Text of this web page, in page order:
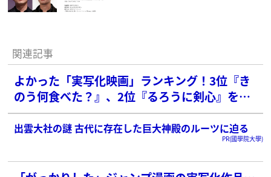
関連記事
よかった「実写化映画」ランキング！3位『き
のう何食べた？』、2位『るろうに剣心』を抑
えた1位は？【2020年代】
出雲大社の謎 古代に存在した巨大神殿のルーツに迫る
PR(國學院大學)